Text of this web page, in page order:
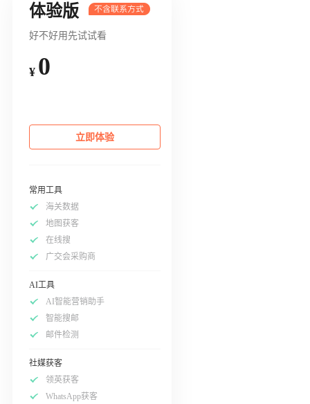
体验版
好不好用先试试看
¥ 0
立即体验
常用工具
海关数据
地图获客
在线搜
广交会采购商
AI工具
AI智能营销助手
智能搜邮
邮件检测
社媒获客
领英获客
WhatsApp获客